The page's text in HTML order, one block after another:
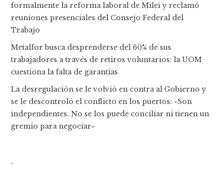
formalmente la reforma laboral de Milei y reclamó
reuniones presenciales del Consejo Federal del
Trabajo
Metalfor busca desprenderse del 60% de sus
trabajadores a través de retiros voluntarios: la UOM
cuestiona la falta de garantías
La desregulación se le volvió en contra al Gobierno y
se le descontroló el conflicto en los puertos: «Son
independientes. No se los puede conciliar ni tienen un
gremio para negociar»
-